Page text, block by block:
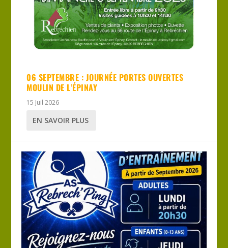
06 SEPTEMBRE : JOURNÉE PORTES OUVERTES
MOULIN DE L’ÉPINAY
15 Juil 2026
EN SAVOIR PLUS